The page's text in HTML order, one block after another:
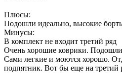
Плюсы:
Подошли идеально, высокие
Минусы:
В комплект не входит третий ряд
Очень хорошие коврики. Подошли
Сами легкие и моются хорошо.
подпятник. Вот бы еще на третий